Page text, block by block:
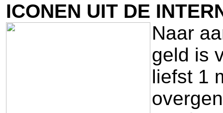
ICONEN UIT DE
Naar
geld is
liefst 1